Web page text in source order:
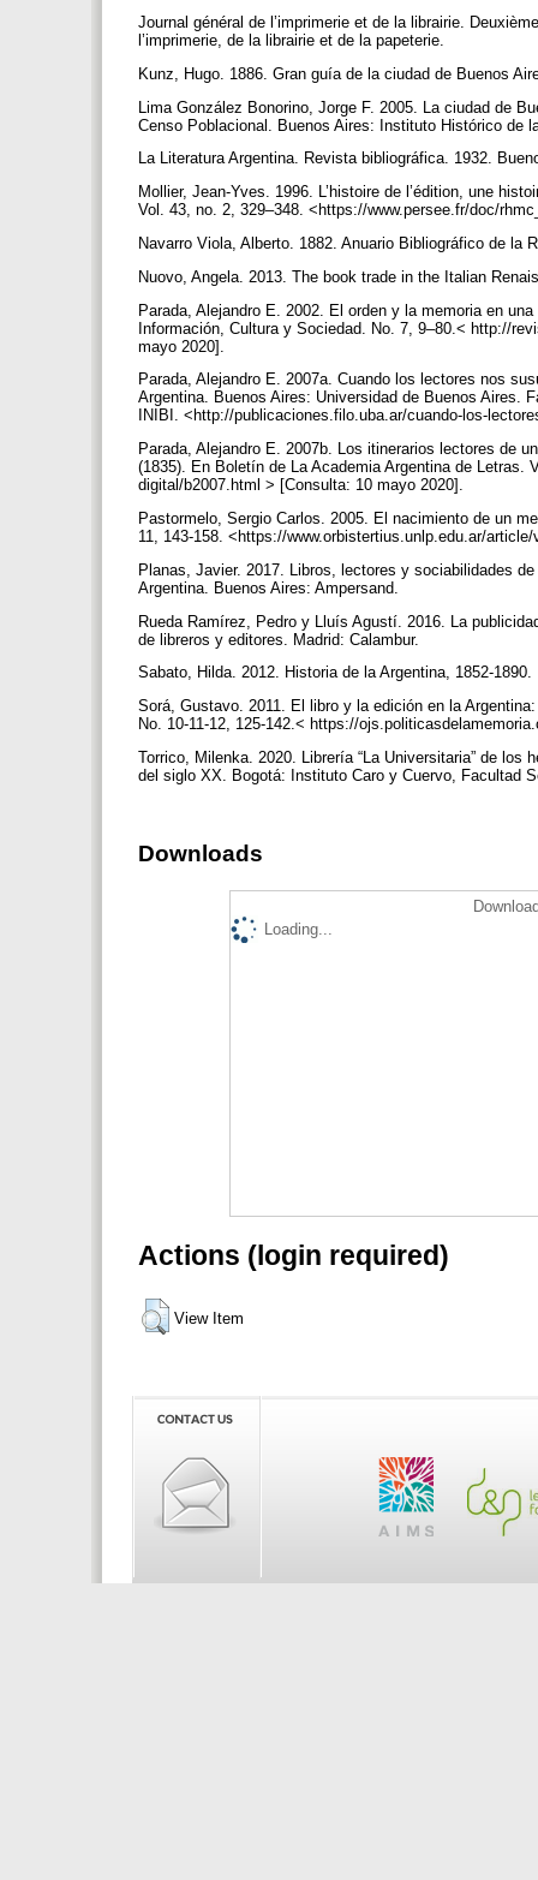
Journal général de l’imprimerie et de la librairie.
l’imprimerie, de la librairie et de la papeterie.
Kunz, Hugo. 1886. Gran guía de la ciudad de Buenos
Lima González Bonorino, Jorge F. 2005. La ciudad de
Censo Poblacional. Buenos Aires: Instituto Histórico de
La Literatura Argentina. Revista bibliográfica. 1932.
Mollier, Jean-Yves. 1996. L’histoire de l’édition, une
Vol. 43, no. 2, 329–348. <https://www.persee.fr/doc/
Navarro Viola, Alberto. 1882. Anuario Bibliográfico de
Nuovo, Angela. 2013. The book trade in the Italian
Parada, Alejandro E. 2002. El orden y la memoria en
Información, Cultura y Sociedad. No. 7, 9–80.< http://
mayo 2020].
Parada, Alejandro E. 2007a. Cuando los lectores nos
Argentina. Buenos Aires: Universidad de Buenos Aires.
INIBI. <http://publicaciones.filo.uba.ar/cuando-los-
Parada, Alejandro E. 2007b. Los itinerarios lectores de
(1835). En Boletín de La Academia Argentina de Letras.
digital/b2007.html > [Consulta: 10 mayo 2020].
Pastormelo, Sergio Carlos. 2005. El nacimiento de un
11, 143-158. <https://www.orbistertius.unlp.edu.ar/
Planas, Javier. 2017. Libros, lectores y sociabilidades
Argentina. Buenos Aires: Ampersand.
Rueda Ramírez, Pedro y Lluís Agustí. 2016. La
de libreros y editores. Madrid: Calambur.
Sabato, Hilda. 2012. Historia de la Argentina, 1852-
Sorá, Gustavo. 2011. El libro y la edición en la
No. 10-11-12, 125-142.< https://
Torrico, Milenka. 2020. Librería “La Universitaria” de
del siglo XX. Bogotá: Instituto Caro y Cuervo, Facultad
Downloads
Loading...
Actions (login required)
View Item